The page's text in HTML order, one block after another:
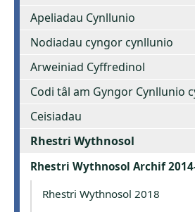
Apeliadau Cynllunio
Nodiadau cyngor cynllunio
Arweiniad Cyffredinol
Codi tâl am Gyngor Cynllunio
Ceisiadau
Rhestri Wythnosol
Rhestri Wythnosol Archif
Rhestri Wythnosol 2018